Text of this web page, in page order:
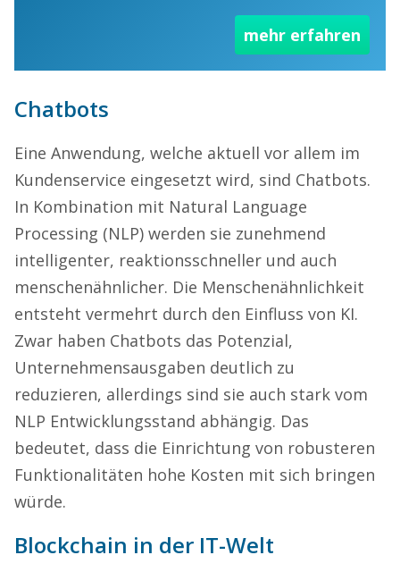
mehr erfahren
Chatbots
Eine Anwendung, welche aktuell vor allem im
Kundenservice eingesetzt wird, sind Chatbots.
In Kombination mit Natural Language
Processing (NLP) werden sie zunehmend
intelligenter, reaktionsschneller und auch
menschenähnlicher. Die Menschenähnlichkeit
entsteht vermehrt durch den Einfluss von KI.
Zwar haben Chatbots das Potenzial,
Unternehmensausgaben deutlich zu
reduzieren, allerdings sind sie auch stark vom
NLP Entwicklungsstand abhängig. Das
bedeutet, dass die Einrichtung von robusteren
Funktionalitäten hohe Kosten mit sich bringen
würde.
Blockchain in der IT-Welt